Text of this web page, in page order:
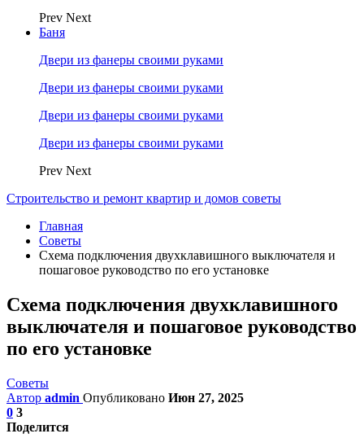
Prev Next
Баня
Двери из фанеры своими руками
Двери из фанеры своими руками
Двери из фанеры своими руками
Двери из фанеры своими руками
Prev Next
Строительство и ремонт квартир и домов советы
Главная
Советы
Схема подключения двухклавишного выключателя и
пошаговое руководство по его установке
Схема подключения двухклавишного
выключателя и пошаговое руководство
по его установке
Советы
Автор admin Опубликовано Июн 27, 2025
0 3
Поделится